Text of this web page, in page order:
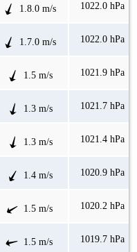
1.8.0 m/s 1022.0 hPa
1.7.0 m/s 1022.0 hPa
1.5 m/s 1021.9 hPa
1.3 m/s 1021.7 hPa
1.3 m/s 1021.4 hPa
1.4 m/s 1020.9 hPa
1.5 m/s 1020.2 hPa
1.5 m/s 1019.7 hPa